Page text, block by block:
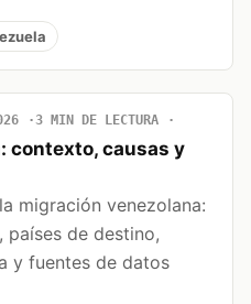
3 MIN DE LECTURA
contexto, causas y
migración venezolana:
países de destino,
y fuentes de datos